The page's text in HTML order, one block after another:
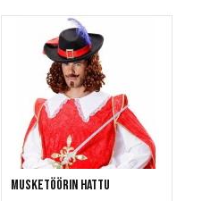
Musketöörin hattu